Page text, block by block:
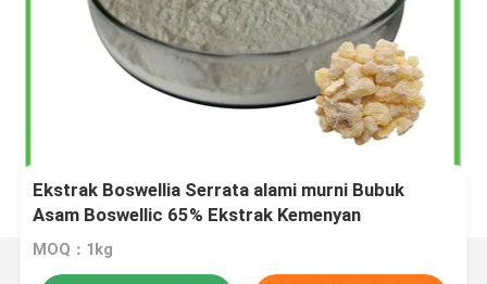
Ekstrak Boswellia Serrata alami murni Bubuk
Asam Boswellic 65% Ekstrak Kemenyan
MOQ：1kg